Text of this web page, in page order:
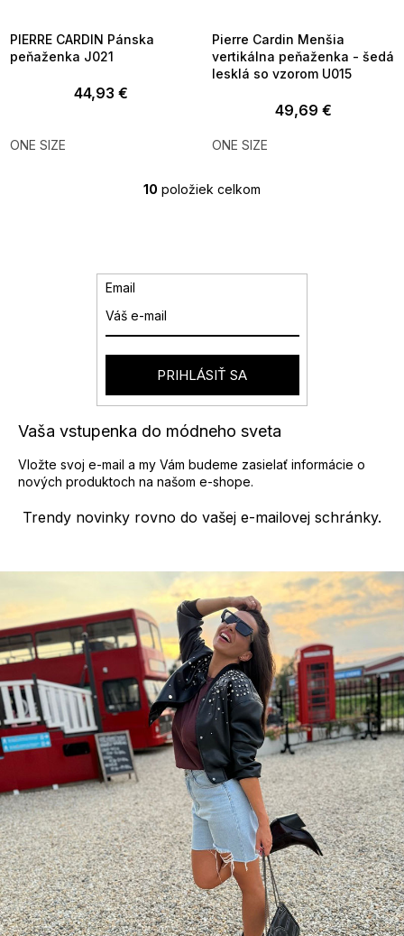
PIERRE CARDIN Pánska
peňaženka J021
44,93 €
ONE SIZE
Pierre Cardin Menšia
vertikálna peňaženka - šedá
lesklá so vzorom U015
49,69 €
ONE SIZE
O
e
p
r
v
k
v
p
i
u
10 položiek celkom
Trendy novinky rovno do vašej e-mailovej schránky.
Vaša vstupenka do módneho sveta
Vložte svoj e-mail a my Vám budeme zasielať informácie o
nových produktoch na našom e-shope.
Email
PRIHLÁSIŤ SA